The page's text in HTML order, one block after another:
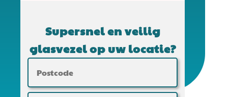
Supersnel en veilig
glasvezel op uw locatie?